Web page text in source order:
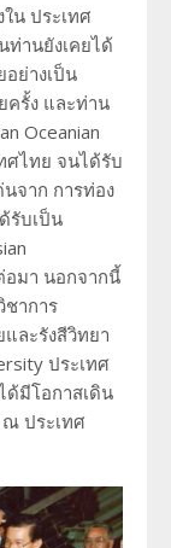
น ประเทศ
ท่านยังเคยได้
ย่างเป็น
ครั้ง และท่าน
Oceanian
ศไทย จนได้รับ
จาก การท่อง
รับเป็น
อมา นอกจากนี้
ชาการ
ละรังสีวิทยา
ประเทศ
ด้มีโอกาสเดิน
ประเทศ